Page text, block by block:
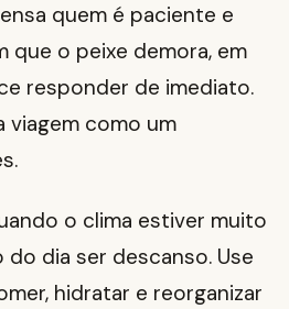
quem é paciente e
que o peixe demora, em
responder de imediato.
viagem como um
o clima estiver muito
dia ser descanso. Use
hidratar e reorganizar